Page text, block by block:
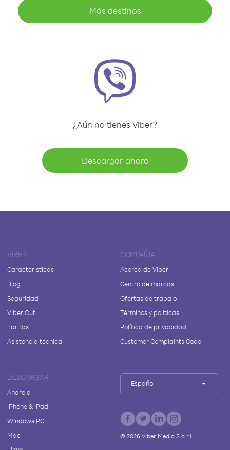
Más destinos
¿Aún no tienes Viber?
Descargar ahora
VIBER
Características
Blog
Seguridad
Viber Out
Tarifas
Asistencia técnica
COMPAÑÍA
Acerca de Viber
Centro de marcas
Ofertas de trabajo
Términos y políticas
Política de privacidad
Customer Complaints Code
DESCARGAR
Android
iPhone & iPad
Windows PC
Mac
Español
© 2026Viber Media S.à r.l.